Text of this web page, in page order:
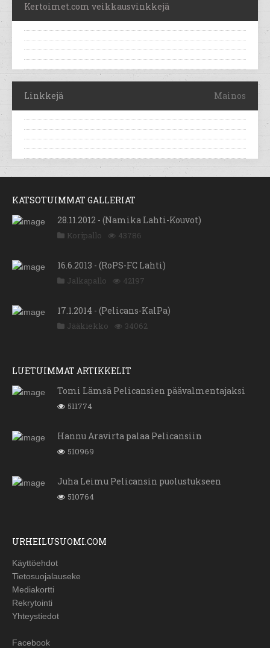
Kertoimet.com veikkausvinkkejä
Linkkejä Mainos
KATSOTUIMMAT GALLERIAT
28.11.2012 - (Namika Lahti-Kouvot)
Koripallo 43786
16.6.2013 - (RoPS-FC Lahti)
Jalkapallo 42197
17.1.2014 - (Pelicans-KalPa)
Jääkiekko 34062
LUETUIMMAT ARTIKKELIT
Tomi Lämsä Pelicansien päävalmentajaksi
511774
Hannu Aravirta palaa Pelicansiin
510969
Juha Leimu Pelicansin puolustukseen
510764
URHEILUSUOMI.COM
Käyttöehdot
Tietosuojalauseke
Mediakortti
Rekrytointi
Yhteystiedot
Facebook